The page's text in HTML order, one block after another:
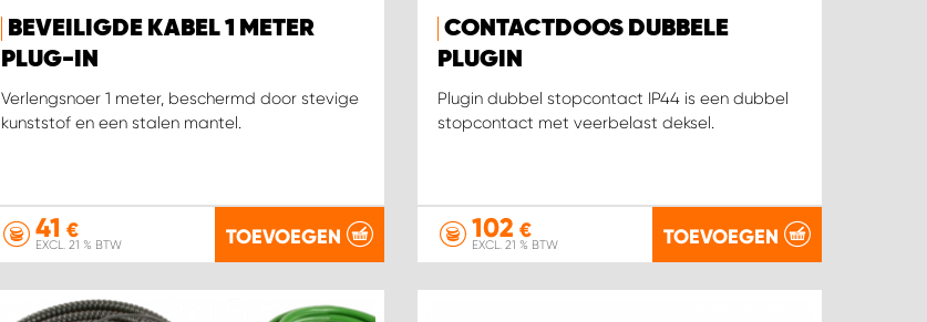
BEVEILIGDE KABEL 1 METER
PLUG-IN
Verlengsnoer 1 meter, beschermd door stevige
kunststof en een stalen mantel.
41 €
EXCL. 21 % BTW TOEVOEGEN
CONTACTDOOS DUBBELE
PLUGIN
Plugin dubbel stopcontact IP44 is een dubbel
stopcontact met veerbelast deksel.
102 €
EXCL. 21 % BTW TOEVOEGEN